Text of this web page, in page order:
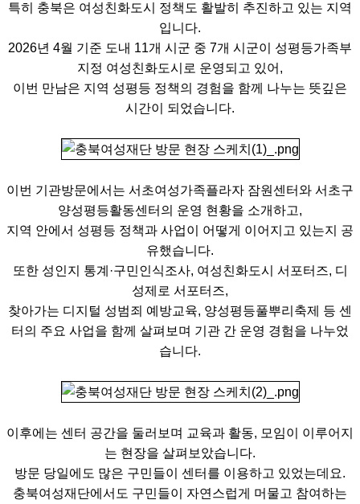
특히 충북은 여성친화도시 정책도 활발히 추진하고 있는 지역
입니다.
2026년 4월 기준 도내 11개 시군 중 7개 시군이 성평등가족부
지정 여성친화도시로 운영되고 있어,
이번 만남은 지역 성평등 정책의 경험을 함께 나누는 뜻깊은
시간이 되었습니다.
이번 기관방문에서는 서초여성가족플라자 잠원센터와 서초구
양성평등활동센터의 운영 현황을 소개하고,
지역 안에서 성평등 정책과 사업이 어떻게 이어지고 있는지 공
유했습니다.
또한 성인지 통계·구민인식조사, 여성친화도시 서포터즈, 디
성제로 서포터즈,
찾아가는 디지털 성범죄 예방교육, 양성평등풀뿌리축제 등 센
터의 주요 사업을 함께 살펴보며 기관 간 운영 경험을 나누었
습니다.
이후에는 센터 공간을 둘러보며 교육과 활동, 모임이 이루어지
는 현장을 살펴보았습니다.
방문 당일에도 많은 구민들이 센터를 이용하고 있었는데요.
충북여성재단에서도 구민들이 자연스럽게 머물고 참여하는